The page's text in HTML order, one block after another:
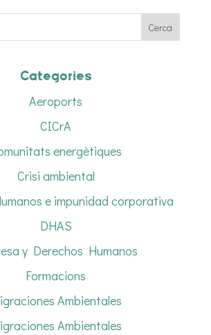
Categories
Aeroports
CICrA
energètiques
Crisi ambiental
e impunidad corporativa
DHAS
y Derechos Humanos
Formacions
Ambientales
Ambientales